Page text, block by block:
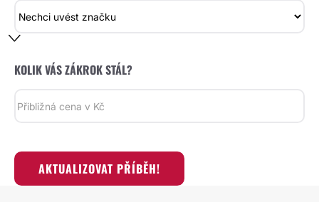
KOLIK VÁS ZÁKROK STÁL?
AKTUALIZOVAT PŘÍBĚH!